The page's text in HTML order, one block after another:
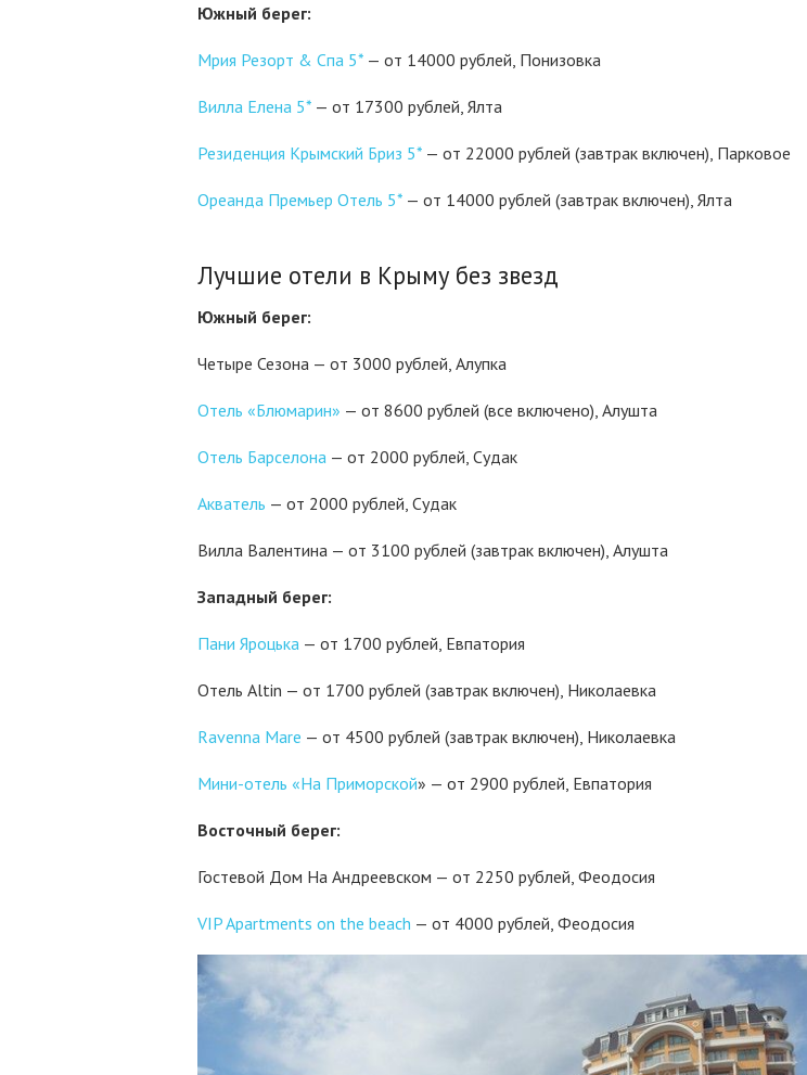
Южный берег:
Мрия Резорт & Cпа 5* — от 14000 рублей, Понизовка
Вилла Елена 5* — от 17300 рублей, Ялта
Резиденция Крымский Бриз 5* — от 22000 рублей (завтрак включен), Парковое
Ореанда Премьер Отель 5* — от 14000 рублей (завтрак включен), Ялта
Лучшие отели в Крыму без звезд
Южный берег:
Четыре Сезона — от 3000 рублей, Алупка
Отель «Блюмарин» — от 8600 рублей (все включено), Алушта
Отель Барселона — от 2000 рублей, Судак
Акватель — от 2000 рублей, Судак
Вилла Валентина — от 3100 рублей (завтрак включен), Алушта
Западный берег:
Пани Яроцька — от 1700 рублей, Евпатория
Отель Altin — от 1700 рублей (завтрак включен), Николаевка
Ravenna Mare — от 4500 рублей (завтрак включен), Николаевка
Мини-отель «На Приморской» — от 2900 рублей, Евпатория
Восточный берег:
Гостевой Дом На Андреевском — от 2250 рублей, Феодосия
VIP Apartments on the beach — от 4000 рублей, Феодосия